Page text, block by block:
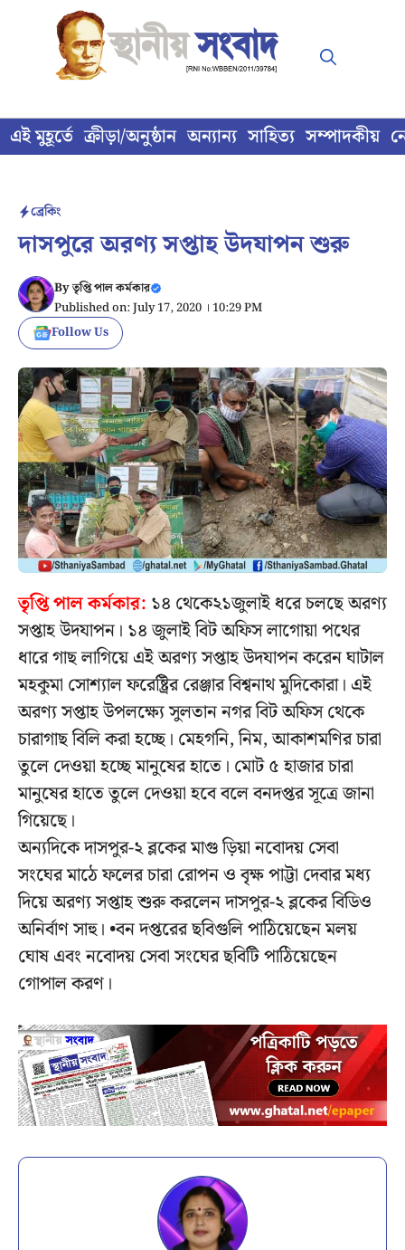
content
এই মুহূর্তে ক্রীড়া/অনুষ্ঠান অন্যান্য সাহিত্য সম্পাদকীয়
ব্রেকিং
দাসপুরে অরণ্য সপ্তাহ উদযাপন শুরু
Byতৃপ্তি পাল কর্মকার
Published on: July 17, 2020 । 10:29 PM
Follow Us
তৃপ্তি পাল কর্মকার: ১৪ থেকে২১জুলাই ধরে চলছে অরণ্য
সপ্তাহ উদযাপন। ১৪ জুলাই বিট অফিস লাগোয়া পথের
ধারে গাছ লাগিয়ে এই অরণ্য সপ্তাহ উদযাপন করেন ঘাটাল
মহকুমা সোশ্যাল ফরেষ্ট্রির রেঞ্জার বিশ্বনাথ মুদিকোরা। এই
অরণ্য সপ্তাহ উপলক্ষ্যে সুলতান নগর বিট অফিস থেকে
চারাগাছ বিলি করা হচ্ছে। মেহগনি, নিম, আকাশমণির চারা
তুলে দেওয়া হচ্ছে মানুষের হাতে। মোট ৫ হাজার চারা
মানুষের হাতে তুলে দেওয়া হবে বলে বনদপ্তর সূত্রে জানা
গিয়েছে।
অন্যদিকে দাসপুর-২ ব্লকের মাগু ড়িয়া নবোদয় সেবা
সংঘের মাঠে ফলের চারা রোপন ও বৃক্ষ পাট্টা দেবার মধ্য
দিয়ে অরণ্য সপ্তাহ শুরু করলেন দাসপুর-২ ব্লকের বিডিও
অনির্বাণ সাহু। •বন দপ্তরের ছবিগুলি পাঠিয়েছেন মলয়
ঘোষ এবং নবোদয় সেবা সংঘের ছবিটি পাঠিয়েছেন
গোপাল করণ।